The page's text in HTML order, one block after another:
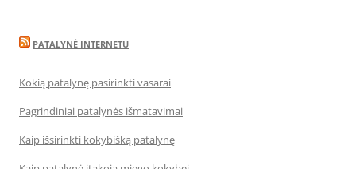
PATALYNĖ INTERNETU
Kokią patalynę pasirinkti vasarai
Pagrindiniai patalynės išmatavimai
Kaip išsirinkti kokybišką patalynę